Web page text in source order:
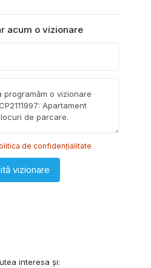
acum o vizionare
de confidențialitate
vizionare
interesa și: